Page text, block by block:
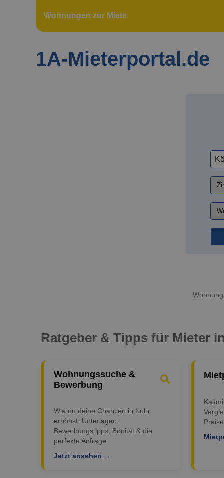
Wohnungen zur Miete
1A-Mieterportal.de
Ratgeber & Tipps für Mieter
Wohnungssuche &
Bewerbung
Wie du deine Chancen in Köln
erhöhst: Unterlagen,
Bewerbungstipps, Bonität & die
perfekte Anfrage.
Jetzt ansehen →